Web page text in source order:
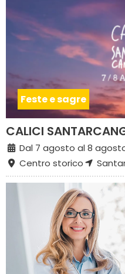
Feste e sagre
CALICI
Dal 7 agosto al 8
Centro storico